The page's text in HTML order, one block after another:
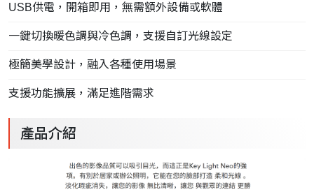
USB供電，開箱即用，無需額外設備或軟體
一鍵切換暖色調與冷色調，支援自訂光線設定
極簡美學設計，融入各種使用場景
支援功能擴展，滿足進階需求
產品介紹